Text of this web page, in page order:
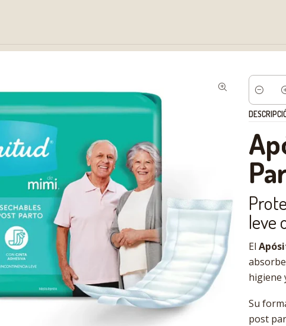
Despacho gratis en RM desde $100.000.
Cantidad
leve
El
higiene
Su
post